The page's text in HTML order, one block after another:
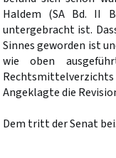
Haldem (SA Bd. II
untergebracht ist.
Sinnes geworden ist
wie oben
Angeklagte die
Dem tritt der Senat bei.